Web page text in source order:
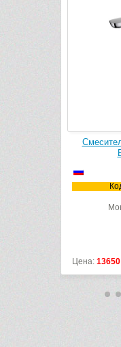
Цена: 9350